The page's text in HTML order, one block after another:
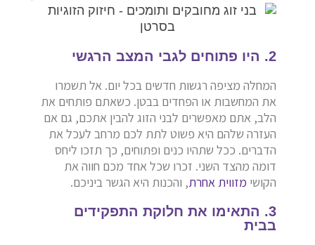
2. היו פתוחים לגבי המצב הרגשי
המחלה מציפה רגשות חדשים בכל יום. אל תשמרו
את המחשבות או הפחדים בבטן. כשאתם פותחים את
הלב, אתם מאפשרים לבני הזוג להבין אתכם, גם אם
העזרה שלהם היא פשוט לתת לכם מרחב לעכל את
הדברים. ככל שתהיו כנים ופתוחים, כך תזכו ליחס
דומה מהצד השני. זכרו שכל אחד מכם חווה את
הקושי מזווית אחרת, והכנות היא הגשר ביניכם.
3. התאימו את חלוקת התפקידים
בבית